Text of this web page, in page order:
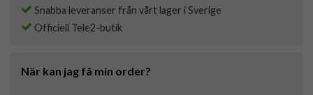
Snabba leveranser från vårt lager i Sverige
Officiell Tele2-butik
När kan jag få min order?